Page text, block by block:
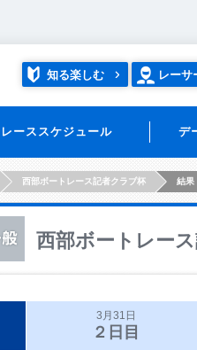
知る楽しむ レーサ
レーススケジュール デ
西部ボートレース記者クラブ杯 結果
西部ボートレー
3月31日
２日目